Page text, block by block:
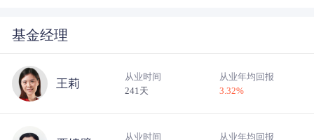
基金经理
王莉
从业时间
241天
从业年均回报
3.32%
从业时间
从业年均回报